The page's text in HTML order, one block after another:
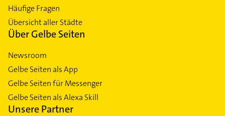
Häufige Fragen
Übersicht aller Städte
Über Gelbe Seiten
Newsroom
Gelbe Seiten als App
Gelbe Seiten für Messenger
Gelbe Seiten als Alexa Skill
Unsere Partner